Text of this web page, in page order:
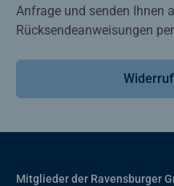
Anfrage und senden Ihnen
Rücksendeanweisungen
Mitglieder der Ravensburger